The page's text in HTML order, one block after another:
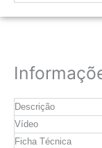
Descrição
Vídeo
Ficha Técnica